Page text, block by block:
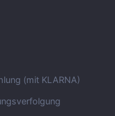
(mit KLARNA)